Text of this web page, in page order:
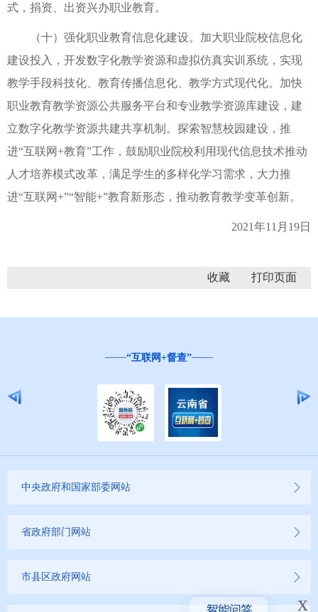
式，捐资、出资兴办职业教育。
（十）强化职业教育信息化建设。加大职业院校信息化
建设投入，开发数字化教学资源和虚拟仿真实训系统，实现
教学手段科技化、教育传播信息化、教学方式现代化。加快
职业教育教学资源公共服务平台和专业教学资源库建设，建
立数字化教学资源共建共享机制。探索智慧校园建设，推
进“互联网+教育”工作，鼓励职业院校利用现代信息技术推动
人才培养模式改革，满足学生的多样化学习需求，大力推
进“互联网+”“智能+”教育新形态，推动教育教学变革创新。
2021年11月19日
收藏
“互联网+督查”
中央政府和国家部委网站
省政府部门网站
市县区政府网站
x